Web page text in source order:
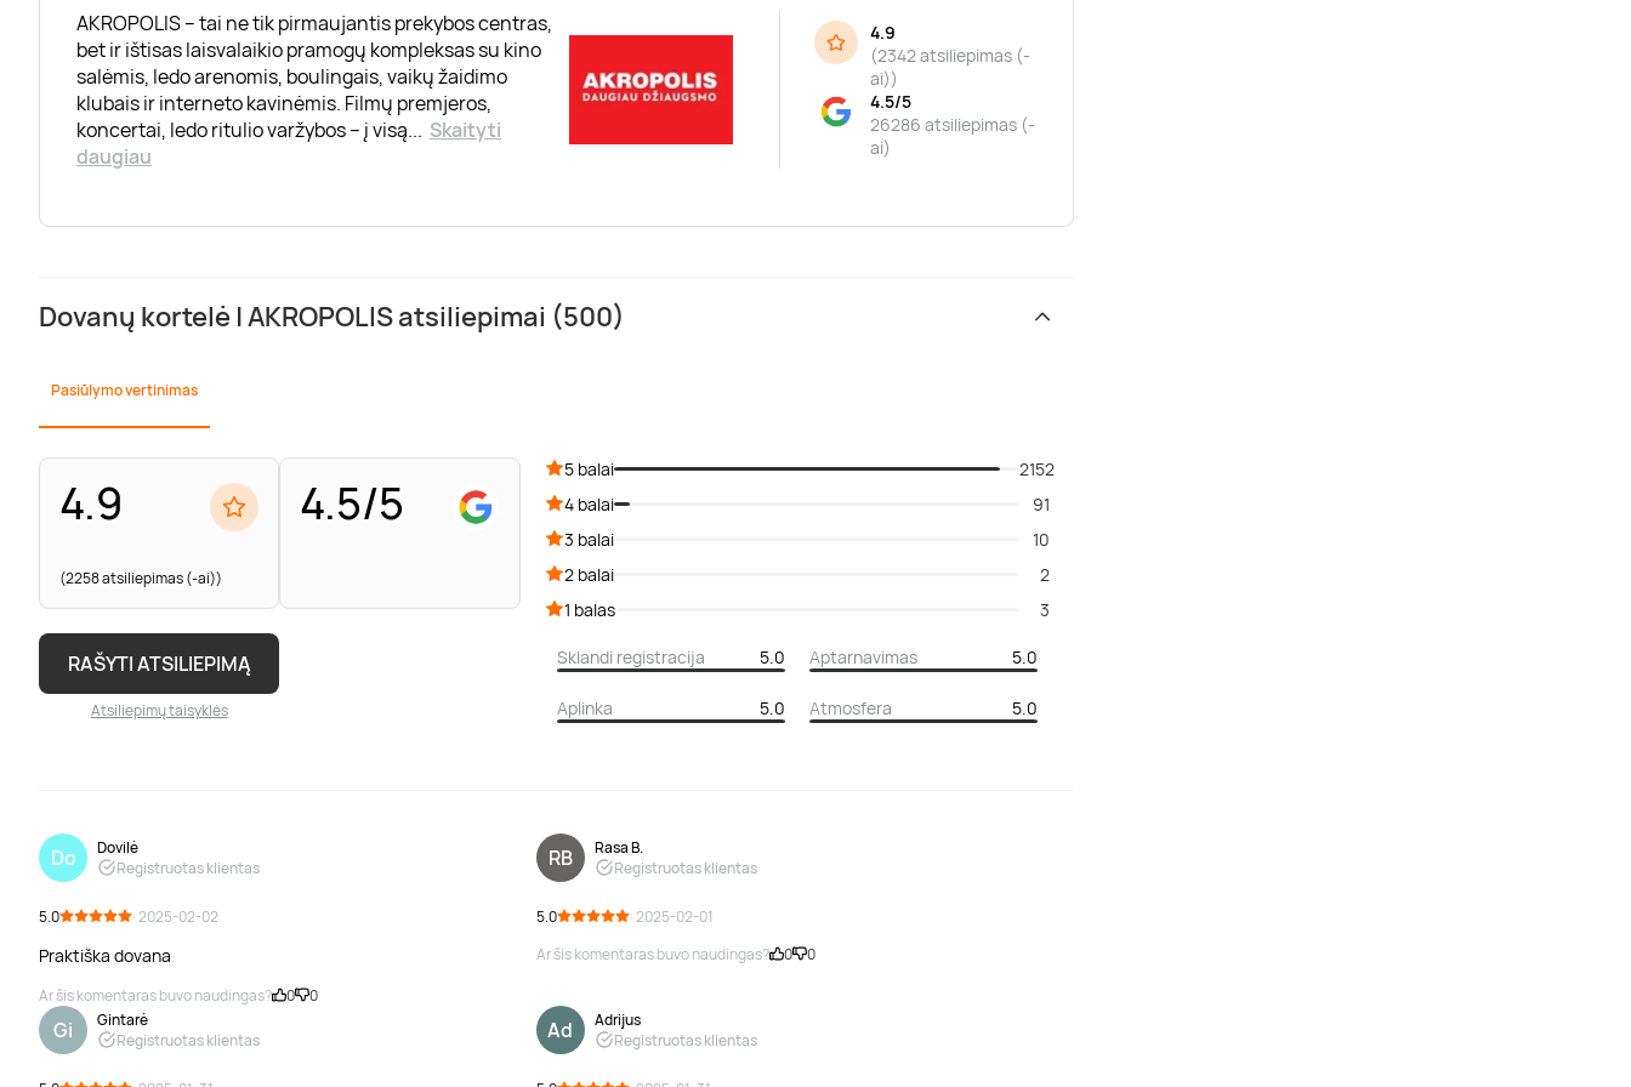
AKROPOLIS – tai ne tik pirmaujantis prekybos centras,
bet ir ištisas laisvalaikio pramogų kompleksas su kino
salėmis, ledo arenomis, boulingais, vaikų žaidimo
klubais ir interneto kavinėmis. Filmų premjeros,
koncertai, ledo ritulio varžybos – į visą... Skaityti
daugiau
4.9
(2342 atsiliepimas (-
ai))
4.5/5
26286 atsiliepimas (-
ai)
Dovanų kortelė | AKROPOLIS atsiliepimai (500)
Pasiūlymo vertinimas
4.9
(2258 atsiliepimas (-ai))
4.5/5
RAŠYTI ATSILIEPIMĄ
Atsiliepimų taisyklės
5 balai
2152
4 balai
91
3 balai
10
2 balai
2
1 balas
3
Sklandi registracija 5.0 Aptarnavimas 5.0
Aplinka 5.0 Atmosfera 5.0
Do
Dovilė
Registruotas klientas
5.0 · 2025-02-02
Praktiška dovana
Ar šis komentaras buvo naudingas? 0 0
RB
Rasa B.
Registruotas klientas
5.0
· 2025-02-01
Ar šis komentaras buvo naudingas?
0 0
Gi
Gintarė
Registruotas klientas
Ad
Adrijus
Registruotas klientas